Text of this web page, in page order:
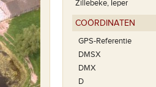
Zillebeke, Ieper
COÖRDINATEN
GPS-Referentie
DMSX
DMX
D